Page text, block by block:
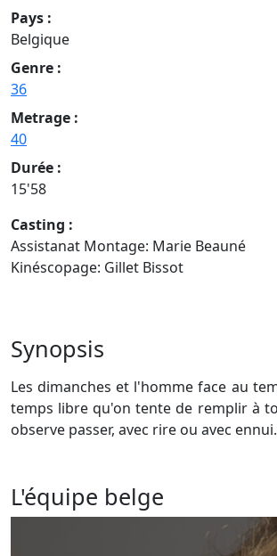
Pays :
Belgique
Genre :
36
Metrage :
40
Durée :
15'58
Casting :
Assistanat Montage: Marie Beauné
Kinéscopage: Gillet Bissot
Synopsis
Les dimanches et l'homme face au
temps libre qu'on tente de remplir à
observe passer, avec rire ou avec ennui.
L'équipe belge